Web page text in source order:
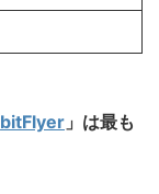
bitFlyer 」は最も